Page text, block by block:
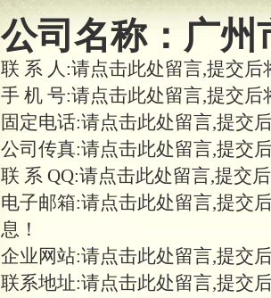
公司名称： 广州
联 系 人:请点击此处留言,提交
手 机 号:请点击此处留言,提交
固定电话:请点击此处留言,提交
公司传真:请点击此处留言,提交
联 系 QQ:请点击此处留言,提交
电子邮箱:请点击此处留言,提交
息！
企业网站:请点击此处留言,提交
联系地址:请点击此处留言,提交